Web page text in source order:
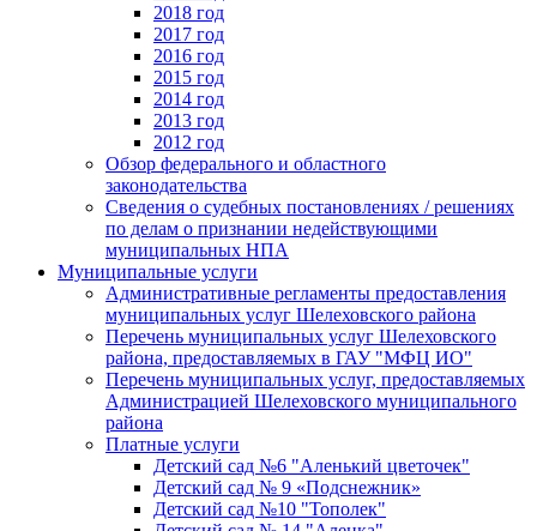
2018 год
2017 год
2016 год
2015 год
2014 год
2013 год
2012 год
Обзор федерального и областного
законодательства
Сведения о судебных постановлениях / решениях
по делам о признании недействующими
муниципальных НПА
Муниципальные услуги
Административные регламенты предоставления
муниципальных услуг Шелеховского района
Перечень муниципальных услуг Шелеховского
района, предоставляемых в ГАУ "МФЦ ИО"
Перечень муниципальных услуг, предоставляемых
Администрацией Шелеховского муниципального
района
Платные услуги
Детский сад №6 "Аленький цветочек"
Детский сад № 9 «Подснежник»
Детский сад №10 "Тополек"